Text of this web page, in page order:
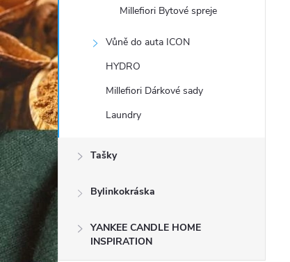
Millefiori Bytové spreje
Vůně do auta ICON
HYDRO
Millefiori Dárkové sady
Laundry
Tašky
Bylinkokráska
YANKEE CANDLE HOME
INSPIRATION